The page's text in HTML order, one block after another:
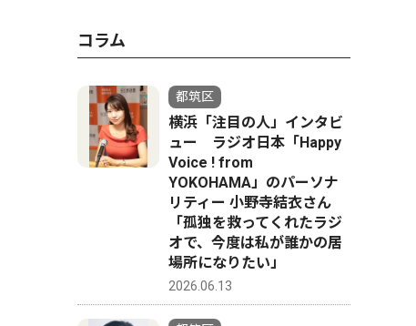
コラム
都筑区
横浜「注目の人」インタビ
ュー ラジオ日本「Happy
Voice ! from
YOKOHAMA」のパーソナ
リティー 小野寺結衣さん
「孤独を救ってくれたラジ
オで、今度は私が誰かの居
場所になりたい」
2026.06.13